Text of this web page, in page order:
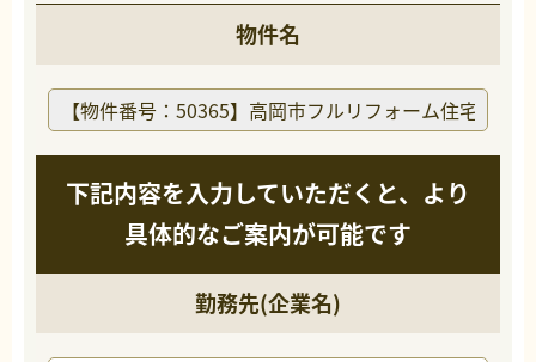
物件名
下記内容を入力していただくと、より
具体的なご案内が可能です
勤務先(企業名)